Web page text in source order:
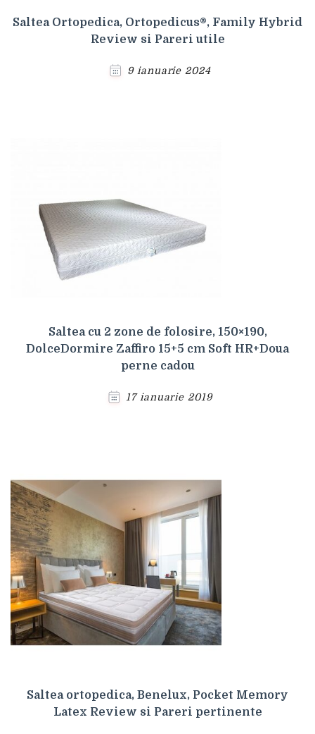
Saltea Ortopedica, Ortopedicus®, Family Hybrid
Review si Pareri utile
9 ianuarie 2024
Saltea cu 2 zone de folosire, 150×190,
DolceDormire Zaffiro 15+5 cm Soft HR+Doua
perne cadou
17 ianuarie 2019
Saltea ortopedica, Benelux, Pocket Memory
Latex Review si Pareri pertinente